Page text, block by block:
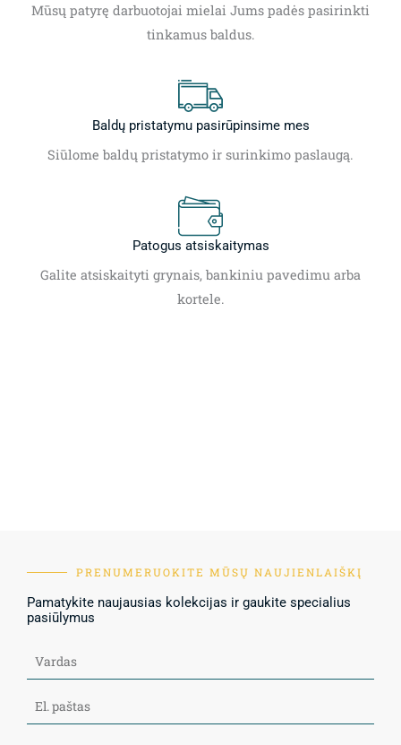
Mūsų patyrę darbuotojai mielai Jums padės pasirinkti
tinkamus baldus.
Baldų pristatymu pasirūpinsime mes
Siūlome baldų pristatymo ir surinkimo paslaugą.
Patogus atsiskaitymas
Galite atsiskaityti grynais, bankiniu pavedimu arba
kortele.
PRENUMERUOKITE MŪSŲ NAUJIENLAIŠKĮ
Pamatykite naujausias kolekcijas ir gaukite specialius
pasiūlymus